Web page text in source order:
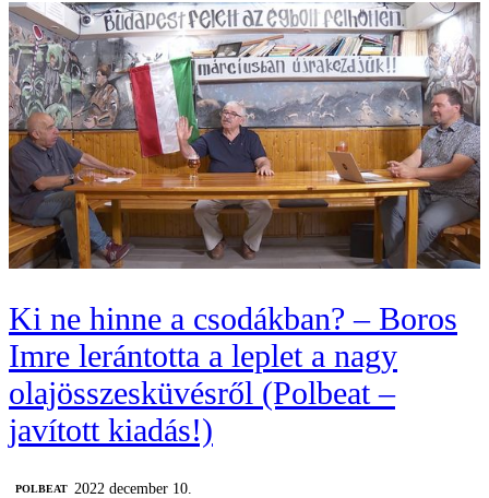
Ki ne hinne a csodákban? – Boros
Imre lerántotta a leplet a nagy
olajösszesküvésről (Polbeat –
javított kiadás!)
‎POLBEAT
2022 december 10.